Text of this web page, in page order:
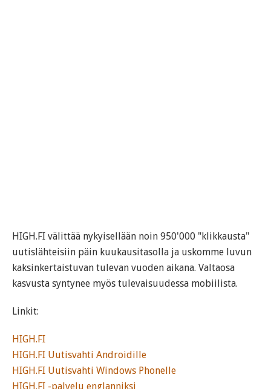
HIGH.FI välittää nykyisellään noin 950'000 "klikkausta"
uutislähteisiin päin kuukausitasolla ja uskomme luvun
kaksinkertaistuvan tulevan vuoden aikana. Valtaosa
kasvusta syntynee myös tulevaisuudessa mobiilista.
Linkit:
HIGH.FI
HIGH.FI Uutisvahti Androidille
HIGH.FI Uutisvahti Windows Phonelle
HIGH.FI -palvelu englanniksi